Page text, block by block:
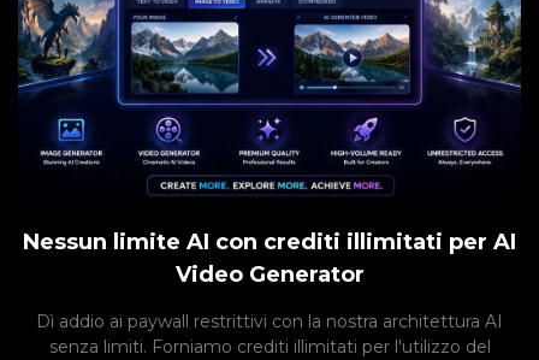
Nessun limite AI con crediti illimitati per AI
Video Generator
Dì addio ai paywall restrittivi con la nostra architettura AI
senza limiti. Forniamo crediti illimitati per l'utilizzo del